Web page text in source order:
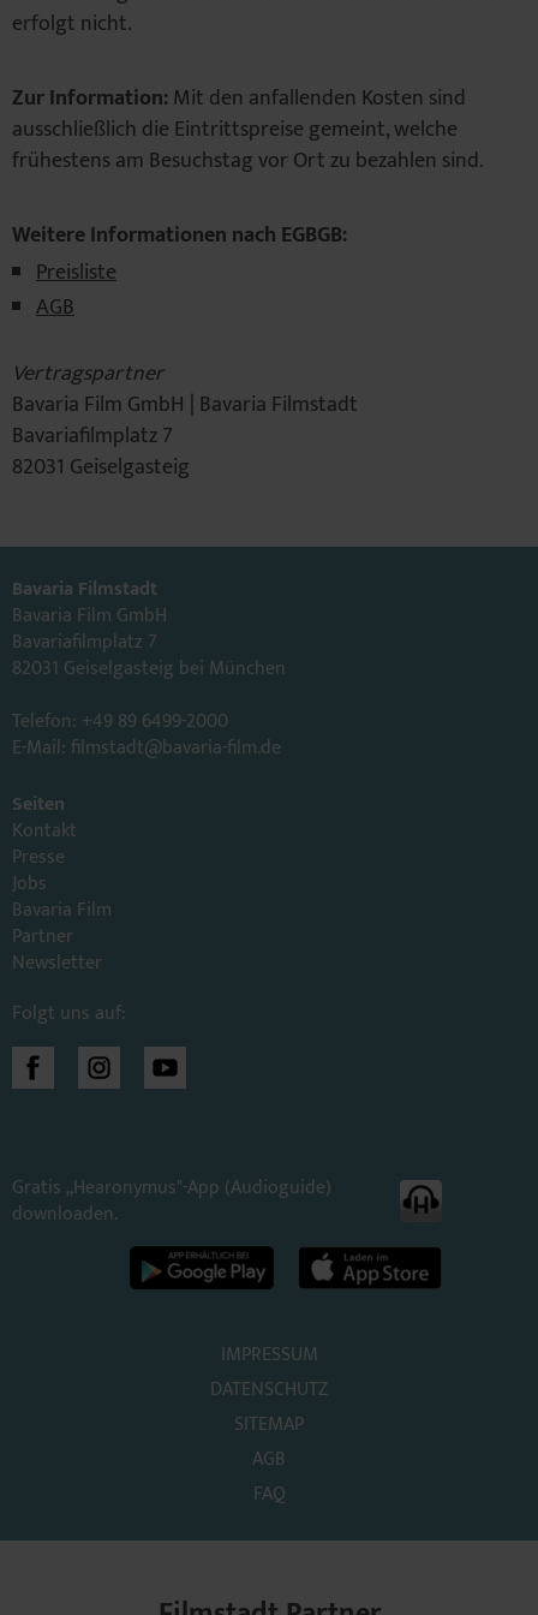
erfolgt nicht.
Zur Information:Mit den anfallenden Kosten sind
ausschließlich die Eintrittspreise gemeint, welche
frühestens am Besuchstag vor Ort zu bezahlen sind.
Weitere Informationen nach EGBGB:
Preisliste
AGB
Vertragspartner
Bavaria Film GmbH | Bavaria Filmstadt
Bavariafilmplatz 7
82031 Geiselgasteig
Bavaria Filmstadt
Bavaria Film GmbH
Bavariafilmplatz 7
82031 Geiselgasteig bei München
Telefon: +49 89 6499-2000
E-Mail: filmstadt@bavaria-film.de
Seiten
Kontakt
Presse
Jobs
Bavaria Film
Partner
Newsletter
Folgt uns auf:
Gratis „Hearonymus"-App (Audioguide)
downloaden.
IMPRESSUM
DATENSCHUTZ
SITEMAP
AGB
FAQ